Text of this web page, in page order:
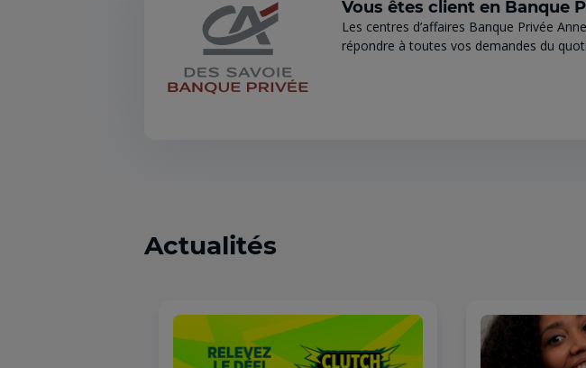
Vous êtes client en Banque
Les centres d’affaires Banque Privée
répondre à toutes vos demandes du
Actualités